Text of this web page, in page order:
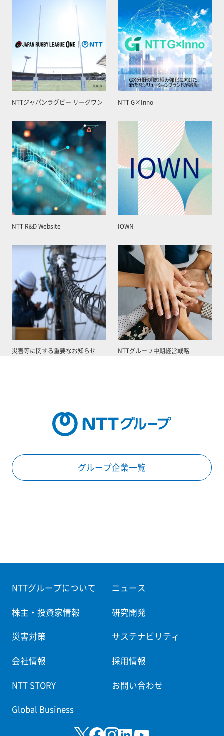
NTTジャパンラグビー リーグワン NTT G×Inno
NTT R&D Website IOWN
災害等に関する重要なお知らせ NTTグループ中期経営戦略
グループ企業一覧
NTTグループについて ニュース
株主・投資家情報 研究開発
災害対策 サステナビリティ
会社情報 採用情報
NTT STORY お問い合わせ
Global Business